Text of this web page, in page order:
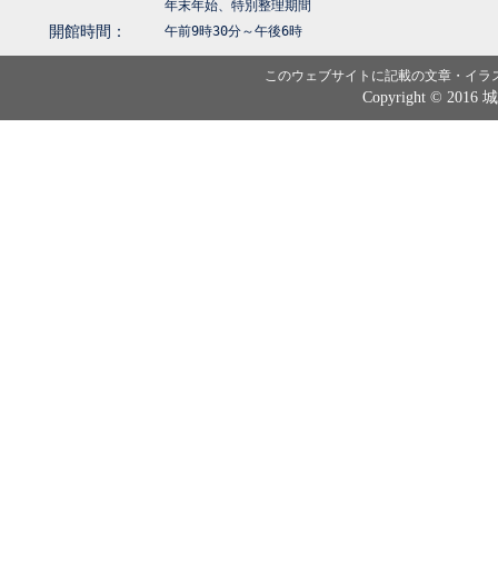
年末年始、特別整理期間
開館時間： 午前9時30分～午後6時
このウェブサイトに記載の文章・イ
Copyright © 2016